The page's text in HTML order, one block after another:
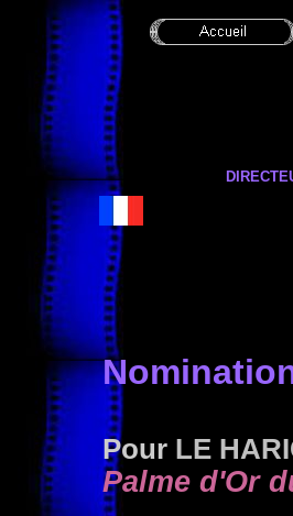
Pour LE
Palme d'Or